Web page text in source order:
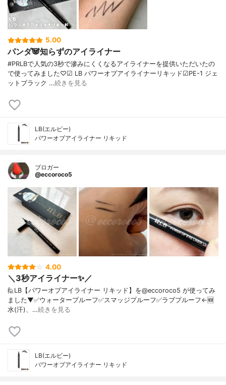
5.00
パンダ🐼知らずのアイライナー
#PRLBで人気の3秒で滲みにくくなるアイライナーを提供いただいたの
で使ってみました♡☑︎ LB パワーオブアイライナーリキッド☑︎PE-1 ジェ
ットブラック …続きを見る
LB(エルビー)
パワーオブアイライナー リキッド
ブロガー
@eccoroco5
4.00
＼3秒アイライナー✨／ ⁡ ⁡
🙋LB【パワーオブアイライナー リキッド】を@eccoroco5 が使ってみ
ました⁡⁡⁡▼⁡✅ウォータープルーフ✅スマッジプルーフ✅ラブプルーフ←🆕⁡
水(汗)、…続きを見る
LB(エルビー)
パワーオブアイライナー リキッド